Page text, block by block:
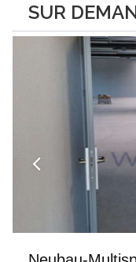
SUR
und
Sitzungsräume